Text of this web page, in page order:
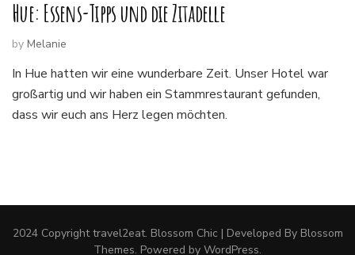
Hue: Essens-Tipps und die Zitadelle
by Melanie
In Hue hatten wir eine wunderbare Zeit. Unser Hotel war
großartig und wir haben ein Stammrestaurant gefunden,
dass wir euch ans Herz legen möchten.
2024 Copyrighttravel2eat. Blossom Chic | Developed By Blossom
Themes. Powered by WordPress.